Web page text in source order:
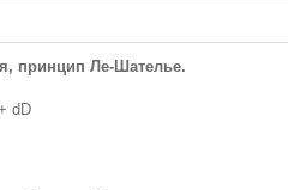
принцип Ле-Шателье.
dD